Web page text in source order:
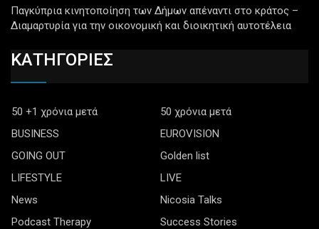
Παγκύπρια κινητοποίηση των Δήμων απέναντι στο κράτος –
Διαμαρτυρία για την οικονομική και διοικητική αυτοτέλεια
ΚΑΤΗΓΟΡΙΕΣ
50 +1 χρόνια μετά
50 χρόνια μετά
BUSINESS
EUROVISION
GOING OUT
Golden list
LIFESTYLE
LIVE
News
Nicosia Talks
Podcast Therapy
Success Stories